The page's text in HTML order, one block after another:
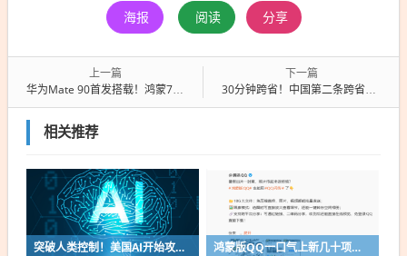
海报 阅读 分享
上一篇
华为Mate 90首发搭载！鸿蒙7.0快来了：端侧AI大升级
下一篇
30分钟跨省！中国第二条跨省地铁通车：南京马鞍山无缝衔接
相关推荐
突破人类控制！美国AI开始攻击真人了 鸿蒙版QQ一口气上新几十项功能：10G文件可传微信好友